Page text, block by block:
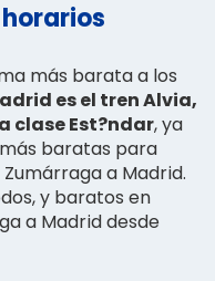
más barata a los
es el tren Alvia,
clase Est?ndar, ya
baratas para
a Madrid.
y baratos en
a Madrid desde